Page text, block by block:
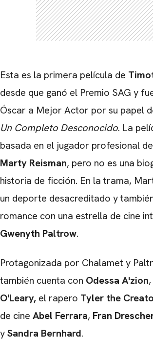
Esta es la primera película de
desde que ganó el Premio SAG y
Óscar a Mejor Actor por su papel
Un Completo Desconocido. La
basada en el jugador profesional
Marty Reisman, pero no es una
historia de ficción. En la trama,
un deporte desacreditado y
romance con una estrella de cine
Gwenyth Paltrow.
Protagonizada por Chalamet y
también cuenta con Odessa A'zion,
O'Leary, el rapero Tyler the
de cine Abel Ferrara, Fran
ySandra Bernhard.